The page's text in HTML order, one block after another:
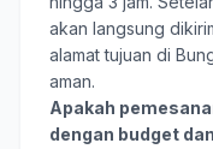
akan langsung
alamat tujuan di
aman.
Apakah
dengan budget